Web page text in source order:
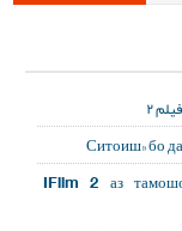
۲
IFilm 2 аз